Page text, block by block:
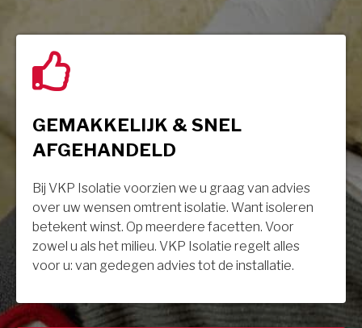
GEMAKKELIJK & SNEL
AFGEHANDELD
Bij VKP Isolatie voorzien we u graag van advies
over uw wensen omtrent isolatie. Want isoleren
betekent winst. Op meerdere facetten. Voor
zowel u als het milieu. VKP Isolatie regelt alles
voor u: van gedegen advies tot de installatie.